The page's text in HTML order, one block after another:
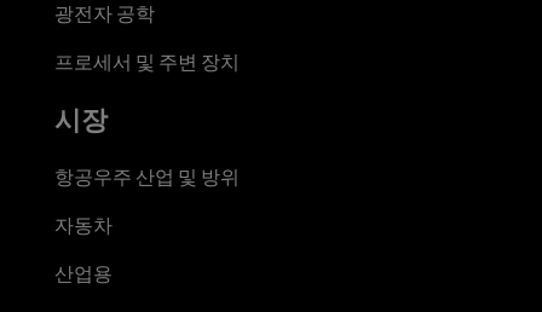
광전자 공학
프로세서 및 주변 장치
시장
항공우주 산업 및 방위
자동차
산업용